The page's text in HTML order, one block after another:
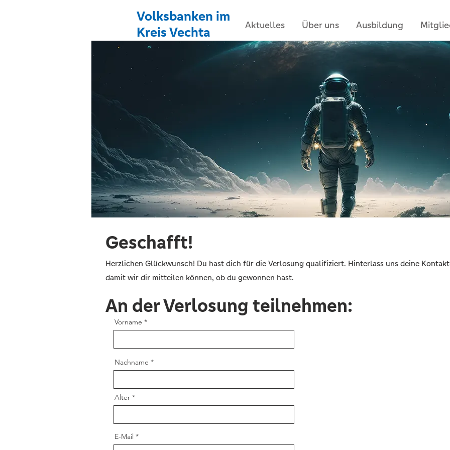
Volksbanken im
Kreis Vechta
Aktuelles Über uns Ausbildung
Geschafft!
Herzlichen Glückwunsch! Du hast dich für die Verlosung qualifiziert. Hinterlass uns deine
damit wir dir mitteilen können, ob du gewonnen hast.
An der Verlosung teilnehmen:
Vorname
Nachname
Alter
E-Mail